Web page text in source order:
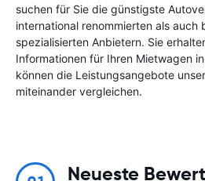
suchen für Sie die günstigste
international renommierten als auch
spezialisierten Anbietern. Sie
Informationen für Ihren Mietwagen
können die Leistungsangebote
miteinander vergleichen.
Neueste